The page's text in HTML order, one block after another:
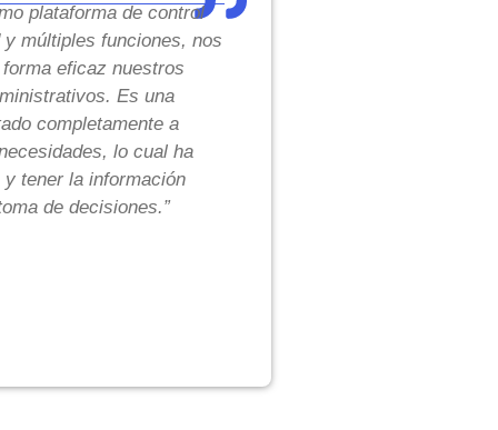
plataforma de control
múltiples funciones, nos
eficaz nuestros
Es una
completamente a
lo cual ha
tener la información
de decisiones.”